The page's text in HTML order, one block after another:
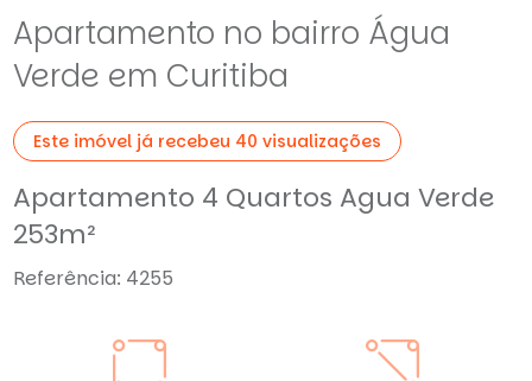
Apartamento no bairro Água
Verde em Curitiba
Este imóvel já recebeu 40 visualizações
Apartamento 4 Quartos Agua Verde
253m²
Referência: 4255